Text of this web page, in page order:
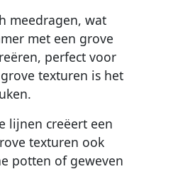
meedragen, wat
met een grove
perfect voor
texturen is het
lijnen creëert een
texturen ook
potten of geweven